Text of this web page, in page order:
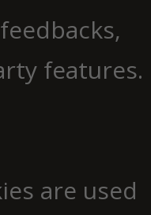
features.
are used